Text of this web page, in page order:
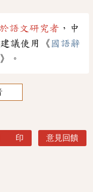
語文研究者 ，中
議使用《 國語辭
》。
印 意見回饋